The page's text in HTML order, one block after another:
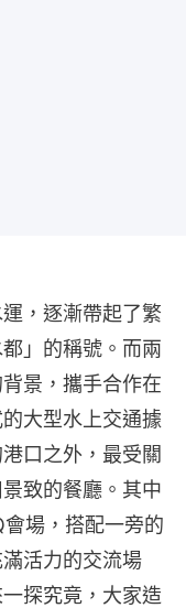
，逐漸帶起了繁
」的稱號。而兩
景，攜手合作在
大型水上交通據
口之外，最受關
致的餐廳。其中
場，搭配一旁的
活力的交流場
探究竟，大家造